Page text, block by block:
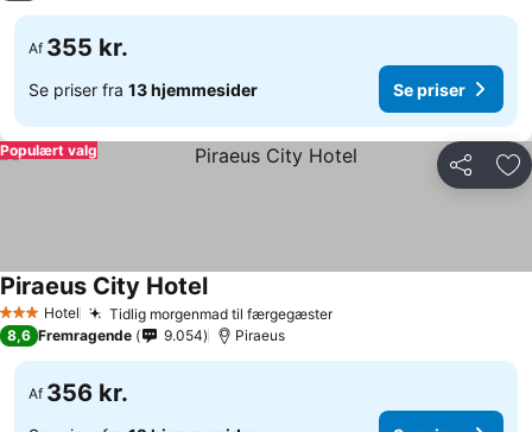
Af 355 kr.
Se priser fra 13 hjemmesider Se priser
Del
Populært valg
3 StjernerHotel Tidlig morgenmad til færgegæster
Piraeus City Hotel
8,6 Fremragende 9.054 Piraeus
Af 356 kr.